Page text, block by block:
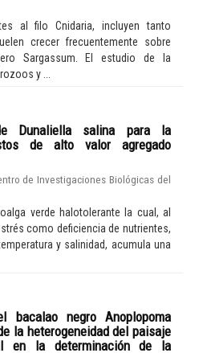
al filo Cnidaria, incluyen tanto
crecer frecuentemente sobre
Sargassum. El estudio de la
y ...
Dunaliella salina para la
de alto valor agregado
de Investigaciones Biológicas del
verde halotolerante la cual, al
como deficiencia de nutrientes,
y salinidad, acumula una
bacalao negro Anoplopoma
la heterogeneidad del paisaje
en la determinación de la